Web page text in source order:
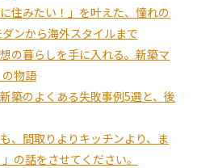
住みたい！」を叶えた、憧れの
ンから海外スタイルまで
の暮らしを手に入れる。新築マ
物語
築のよくある失敗事例5選と、後
、間取りよりキッチンより、ま
の話をさせてください。